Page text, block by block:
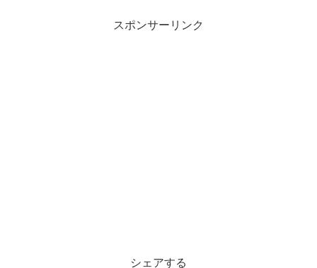
スポンサーリンク
シェアする